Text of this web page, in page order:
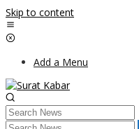
Skip to content
Add a Menu